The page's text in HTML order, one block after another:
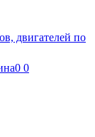
двигателей по
0 0